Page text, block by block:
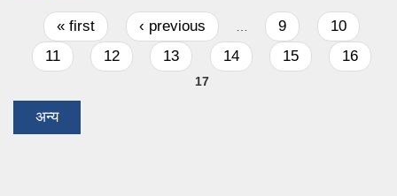
Pages
« first ‹ previous 9
10
11
12 13 14 15 16
17
अन्य